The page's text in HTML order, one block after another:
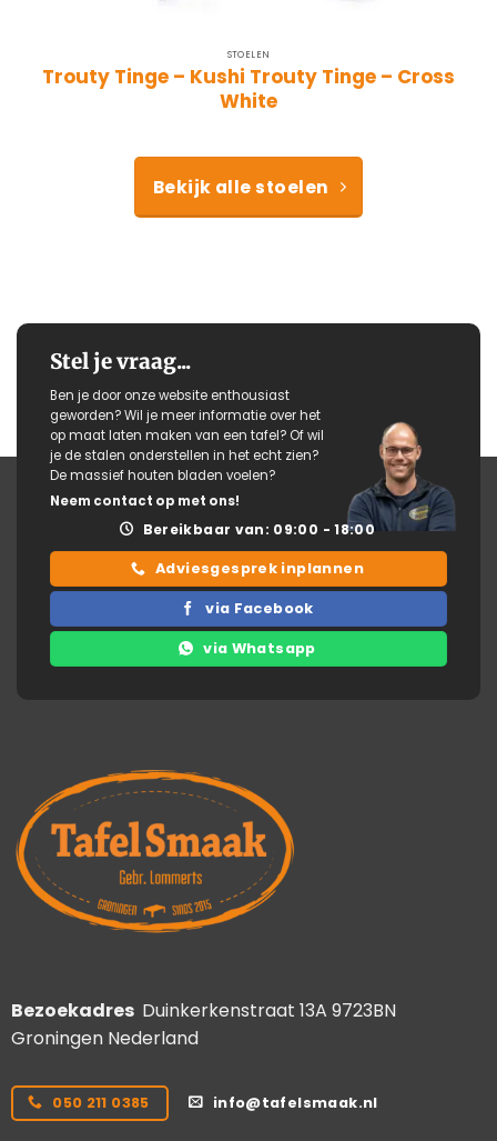
STOELEN
Trouty Tinge – Kushi Trouty Tinge – Cross
White
Bekijk alle stoelen
Stel je vraag...
Ben je door onze website enthousiast
geworden? Wil je meer informatie over het
op maat laten maken van een tafel? Of wil
je de stalen onderstellen in het echt zien?
De massief houten bladen voelen?
Neem contact op met ons!
Bereikbaar van: 09:00 - 18:00
Adviesgesprek inplannen
via Facebook
via Whatsapp
Bezoekadres Duinkerkenstraat 13A 9723BN
Groningen Nederland
050 211 0385 info@tafelsmaak.nl